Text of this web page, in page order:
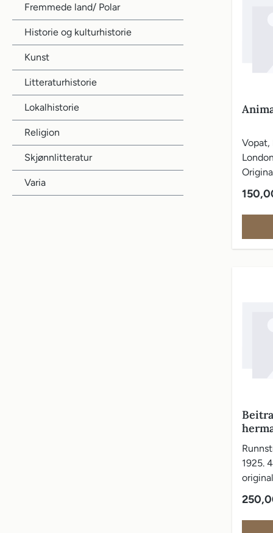
Fremmede land/ Polar
Historie og kulturhistorie
Kunst
Litteraturhistorie
Lokalhistorie
Religion
Skjønnlitteratur
Varia
Vopat,
Vanlig
Texte
1925.
Vanlig